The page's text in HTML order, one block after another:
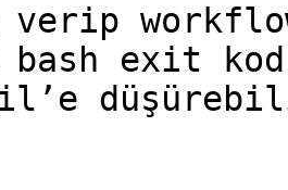
verip